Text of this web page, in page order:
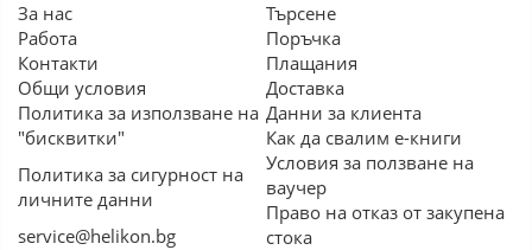
За нас
Работа
Контакти
Общи условия
Политика за използване на
"бисквитки"
Политика за сигурност на
личните данни
service@helikon.bg
Търсене
Поръчка
Плащания
Доставка
Данни за клиента
Как да свалим е-книги
Условия за ползване на
ваучер
Право на отказ от закупена
стока